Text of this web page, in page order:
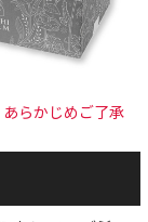
らかじめご了承